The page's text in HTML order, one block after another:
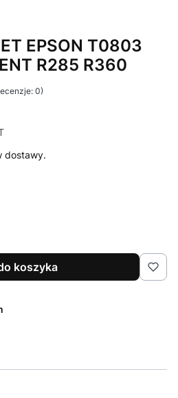
EPSON T0803
R285 R360
0)
dostawy.
koszyka